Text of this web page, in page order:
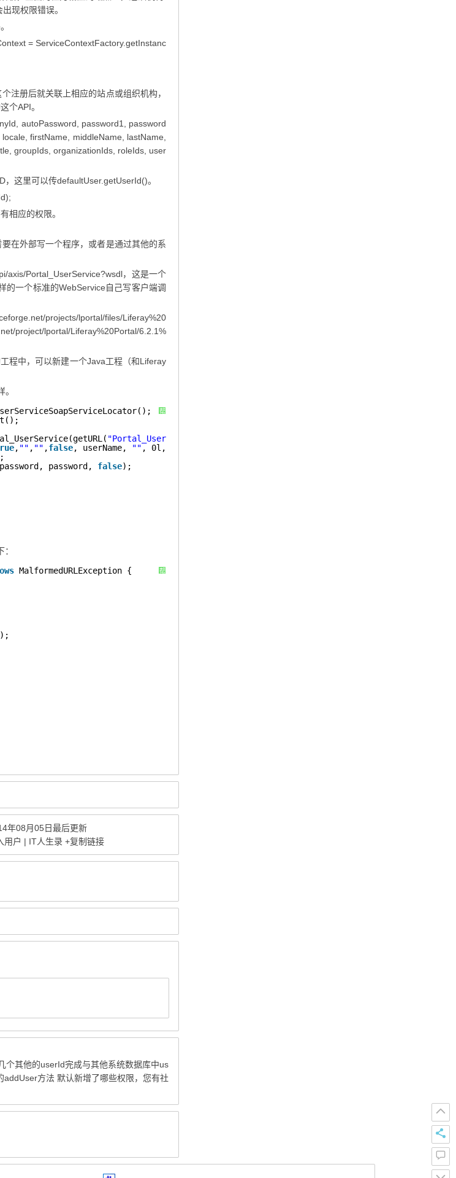
现权限错误。
= ServiceContextFactory.getInstanc
注册后就关联上相应的站点或组织机构，
个API。
autoPassword, password1, password
firstName, middleName, lastName,
groupIds, organizationIds, roleIds, user
这里可以传defaultUser.getUserId()。
相应的权限。
在外部写一个程序，或者是通过其他的系
axis/Portal_UserService?wsdl，这是一个
的一个标准的WebService自己写客户端调
projects/lportal/files/Liferay%20
project/lportal/Liferay%20Portal/6.2.1%
程中，可以新建一个Java工程（和Liferay
帮
"Portal_UserService"
, "" , "" ,false, userName, "" , 0l,
password, false);
帮
MalformedURLException {
年08月05日最后更新
用户 | IT人生录 +复制链接
个其他的userId完成与其他系统数据库中us
方法 默认新增了哪些权限，您有社